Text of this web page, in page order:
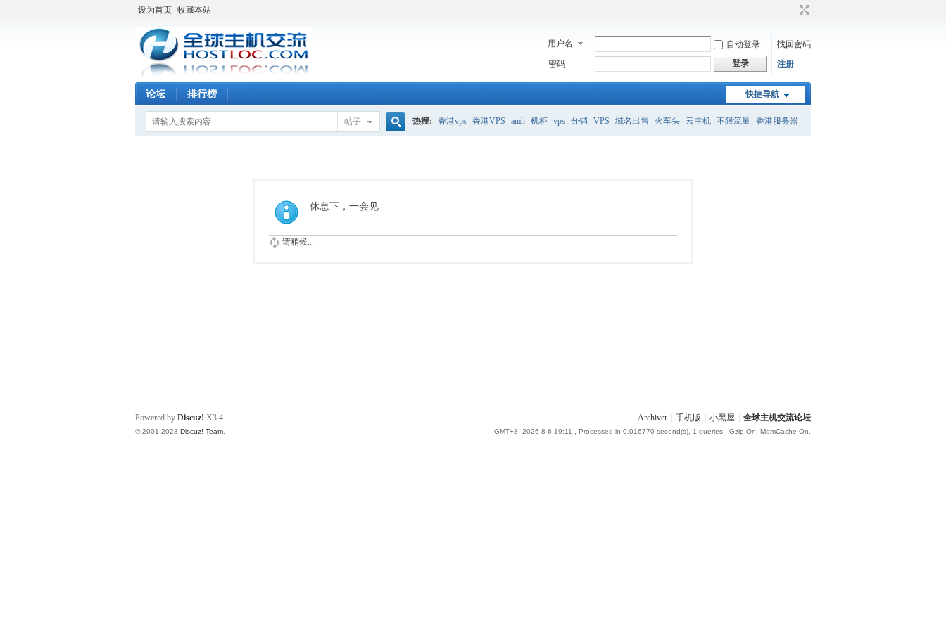
设为首页 收藏本站
用户名 自动登录
找回密码
密码
登录 注册
快捷导航
论坛 排行榜
帖子 热搜: 香港vps 香港VPS amh 机柜 vps 分销 VPS 域名出售 火车头 云主机 不限流量 香港服务器
休息下，一会见
请稍候...
Archiver 手机版 小黑屋 全球主机交流论坛
GMT+8, 2026-8-6 19:11 , Processed in 0.016770 second(s), 1 queries , Gzip On, MemCache On.
Powered by Discuz! X3.4
© 2001-2023 Discuz! Team